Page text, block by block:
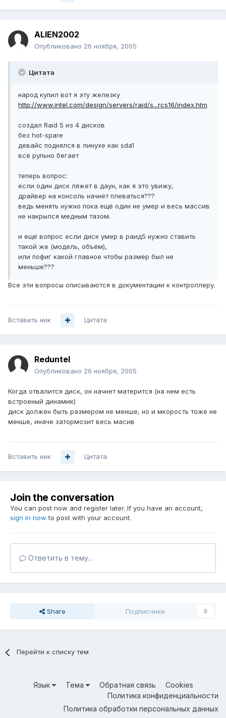
ALIEN2002
Опубликовано 26 ноября, 2005
Цитата
народ купил вот я эту железку
http://www.intel.com/design/servers/raid/s...rcs16/index.htm
создал Raid 5 из 4 дисков
без hot-spare
девайс поднялся в линухе как sda1
всё рульно бегает
теперь вопрос:
если один диск ляжет в даун, как я это увижу,
драйвер на консоль начнёт плеваться???
ведь менять нужно пока ещё один не умер и весь массив
не накрылся медным тазом.
и ещё вопрос если диск умер в раид5 нужно ставить
такой же (модель, объём),
или пофиг какой главное чтобы размер был не
меньше???
Все эти вопросы описываются в документации к контроллеру.
Вставить ник Цитата
Reduntel
Опубликовано 26 ноября, 2005
Когда отвалится диск, он начнет матерится (на нем есть
встроеный динамик)
диск должен быть размером не менше, но и мкорость тоже не
менше, иначе затормозит весь масив
Вставить ник Цитата
Join the conversation
You can post now and register later. If you have an account,
sign in now to post with your account.
Ответить в тему...
Share Подписчики 0
Перейти к списку тем
Язык Тема Обратная связь
Cookies
Политика конфиденциальности
Политика обработки персональных данных